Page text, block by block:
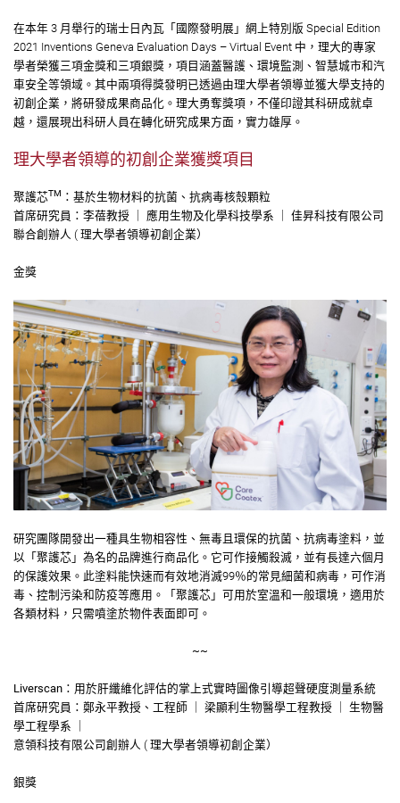
在本年 3 月舉行的瑞士日內瓦「國際發明展」網上特別版 Special Edition
2021 Inventions Geneva Evaluation Days – Virtual Event 中，理大的專家
學者榮獲三項金獎和三項銀獎，項目涵蓋醫護、環境監測、智慧城市和汽
車安全等領域。其中兩項得獎發明已透過由理大學者領導並獲大學支持的
初創企業，將研發成果商品化。理大勇奪獎項，不僅印證其科研成就卓
越，還展現出科研人員在轉化研究成果方面，實力雄厚。
理大學者領導的初創企業獲獎項目
聚護芯TM
：基於生物材料的抗菌、抗病毒核殼顆粒
首席研究員：李蓓教授 ｜ 應用生物及化學科技學系 ｜ 佳昇科技有限公司
聯合創辦人 ( 理大學者領導初創企業）
金獎
研究團隊開發出一種具生物相容性、無毒且環保的抗菌、抗病毒塗料，並
以「聚護芯」為名的品牌進行商品化。它可作接觸殺滅，並有長達六個月
的保護效果。此塗料能快速而有效地消滅99％的常見細菌和病毒，可作消
毒、控制污染和防疫等應用。「聚護芯」可用於室溫和一般環境，適用於
各類材料，只需噴塗於物件表面即可。
~~
Liverscan：用於肝纖維化評估的掌上式實時圖像引導超聲硬度測量系統
首席研究員：鄭永平教授、工程師 ｜ 梁顯利生物醫學工程教授 ｜ 生物醫
學工程學系 ｜
意領科技有限公司創辦人 ( 理大學者領導初創企業）
銀獎